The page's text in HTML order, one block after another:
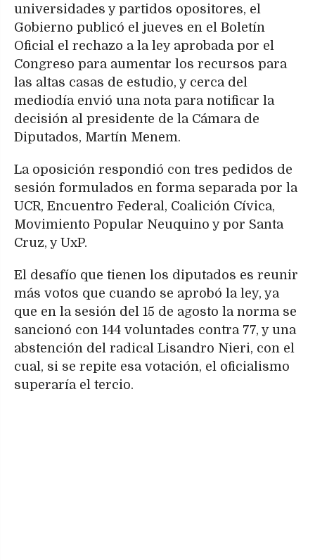
universidades y partidos opositores, el
Gobierno publicó el jueves en el Boletín
Oficial el rechazo a la ley aprobada por el
Congreso para aumentar los recursos para
las altas casas de estudio, y cerca del
mediodía envió una nota para notificar la
decisión al presidente de la Cámara de
Diputados, Martín Menem.
La oposición respondió con tres pedidos de
sesión formulados en forma separada por la
UCR, Encuentro Federal, Coalición Cívica,
Movimiento Popular Neuquino y por Santa
Cruz, y UxP.
El desafío que tienen los diputados es reunir
más votos que cuando se aprobó la ley, ya
que en la sesión del 15 de agosto la norma se
sancionó con 144 voluntades contra 77, y una
abstención del radical Lisandro Nieri, con el
cual, si se repite esa votación, el oficialismo
superaría el tercio.